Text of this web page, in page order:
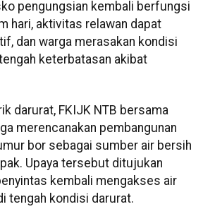
pengungsian kembali berfungsi
hari, aktivitas relawan dapat
dan warga merasakan kondisi
keterbatasan akibat
darurat, FKIJK NTB bersama
merencanakan pembangunan
bor sebagai sumber air bersih
Upaya tersebut ditujukan
kembali mengakses air
tengah kondisi darurat.